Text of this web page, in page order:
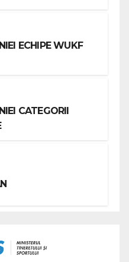
ECHIPE WUKF
CATEGORII